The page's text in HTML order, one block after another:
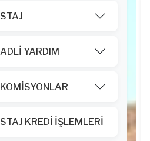
STAJ
ADLİ YARDIM
KOMİSYONLAR
STAJ KREDİ İŞLEMLERİ